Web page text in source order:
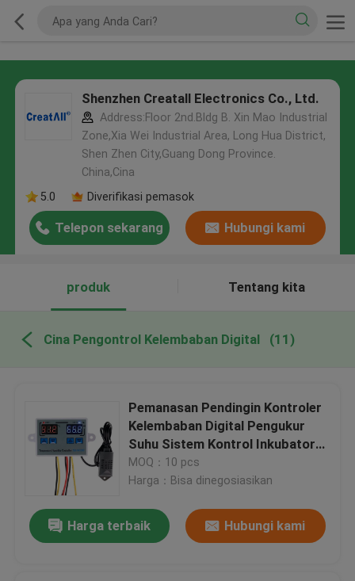
Shenzhen Creatall Electronics Co., Ltd.
Address:Floor 2nd.Bldg B. Xin Mao Industrial
Zone,Xia Wei Industrial Area, Long Hua District,
Shen Zhen City,Guang Dong Province.
China,Cina
5.0
Diverifikasi pemasok
Telepon sekarang Hubungi kami
produk Tentang kita
Cina Pengontrol Kelembaban Digital (11)
Pemanasan Pendingin Kontroler
Kelembaban Digital Pengukur
Suhu Sistem Kontrol Inkubator
Telur
MOQ：10 pcs
Harga：Bisa dinegosiasikan
Harga terbaik Hubungi kami